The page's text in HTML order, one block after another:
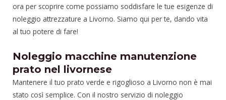
ora per scoprire come possiamo soddisfare le tue esigenze di
noleggio attrezzature a Livorno. Siamo qui per te, dando vita
al tuo potere di fare!
Noleggio macchine manutenzione
prato nel livornese
Mantenere il tuo prato verde e rigoglioso a Livorno non è mai
stato così semplice. Con il nostro servizio di noleggio